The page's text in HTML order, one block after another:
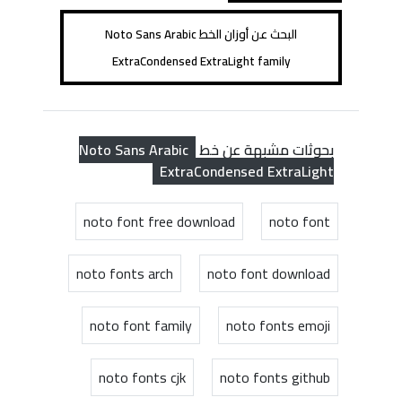
البحث عن أوزان الخط Noto Sans Arabic
ExtraCondensed ExtraLight family
بحوثات مشبهة عن خط Noto Sans Arabic
ExtraCondensed ExtraLight
noto font
noto font free download
noto font download
noto fonts arch
noto fonts emoji
noto font family
noto fonts github
noto fonts cjk